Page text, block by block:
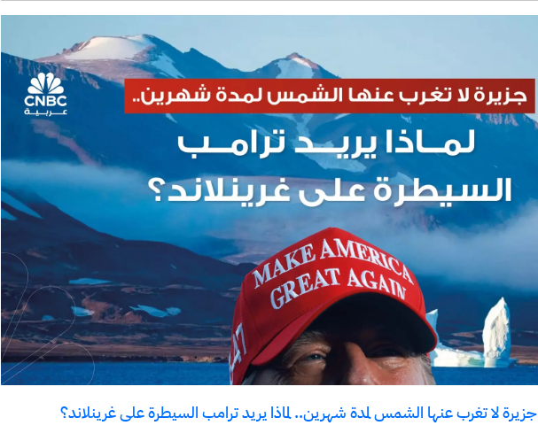
جزيرة لا تغرب عنها الشمس لمدة شهرين.. لماذا يريد ترامب السيطرة على غرينلاند؟